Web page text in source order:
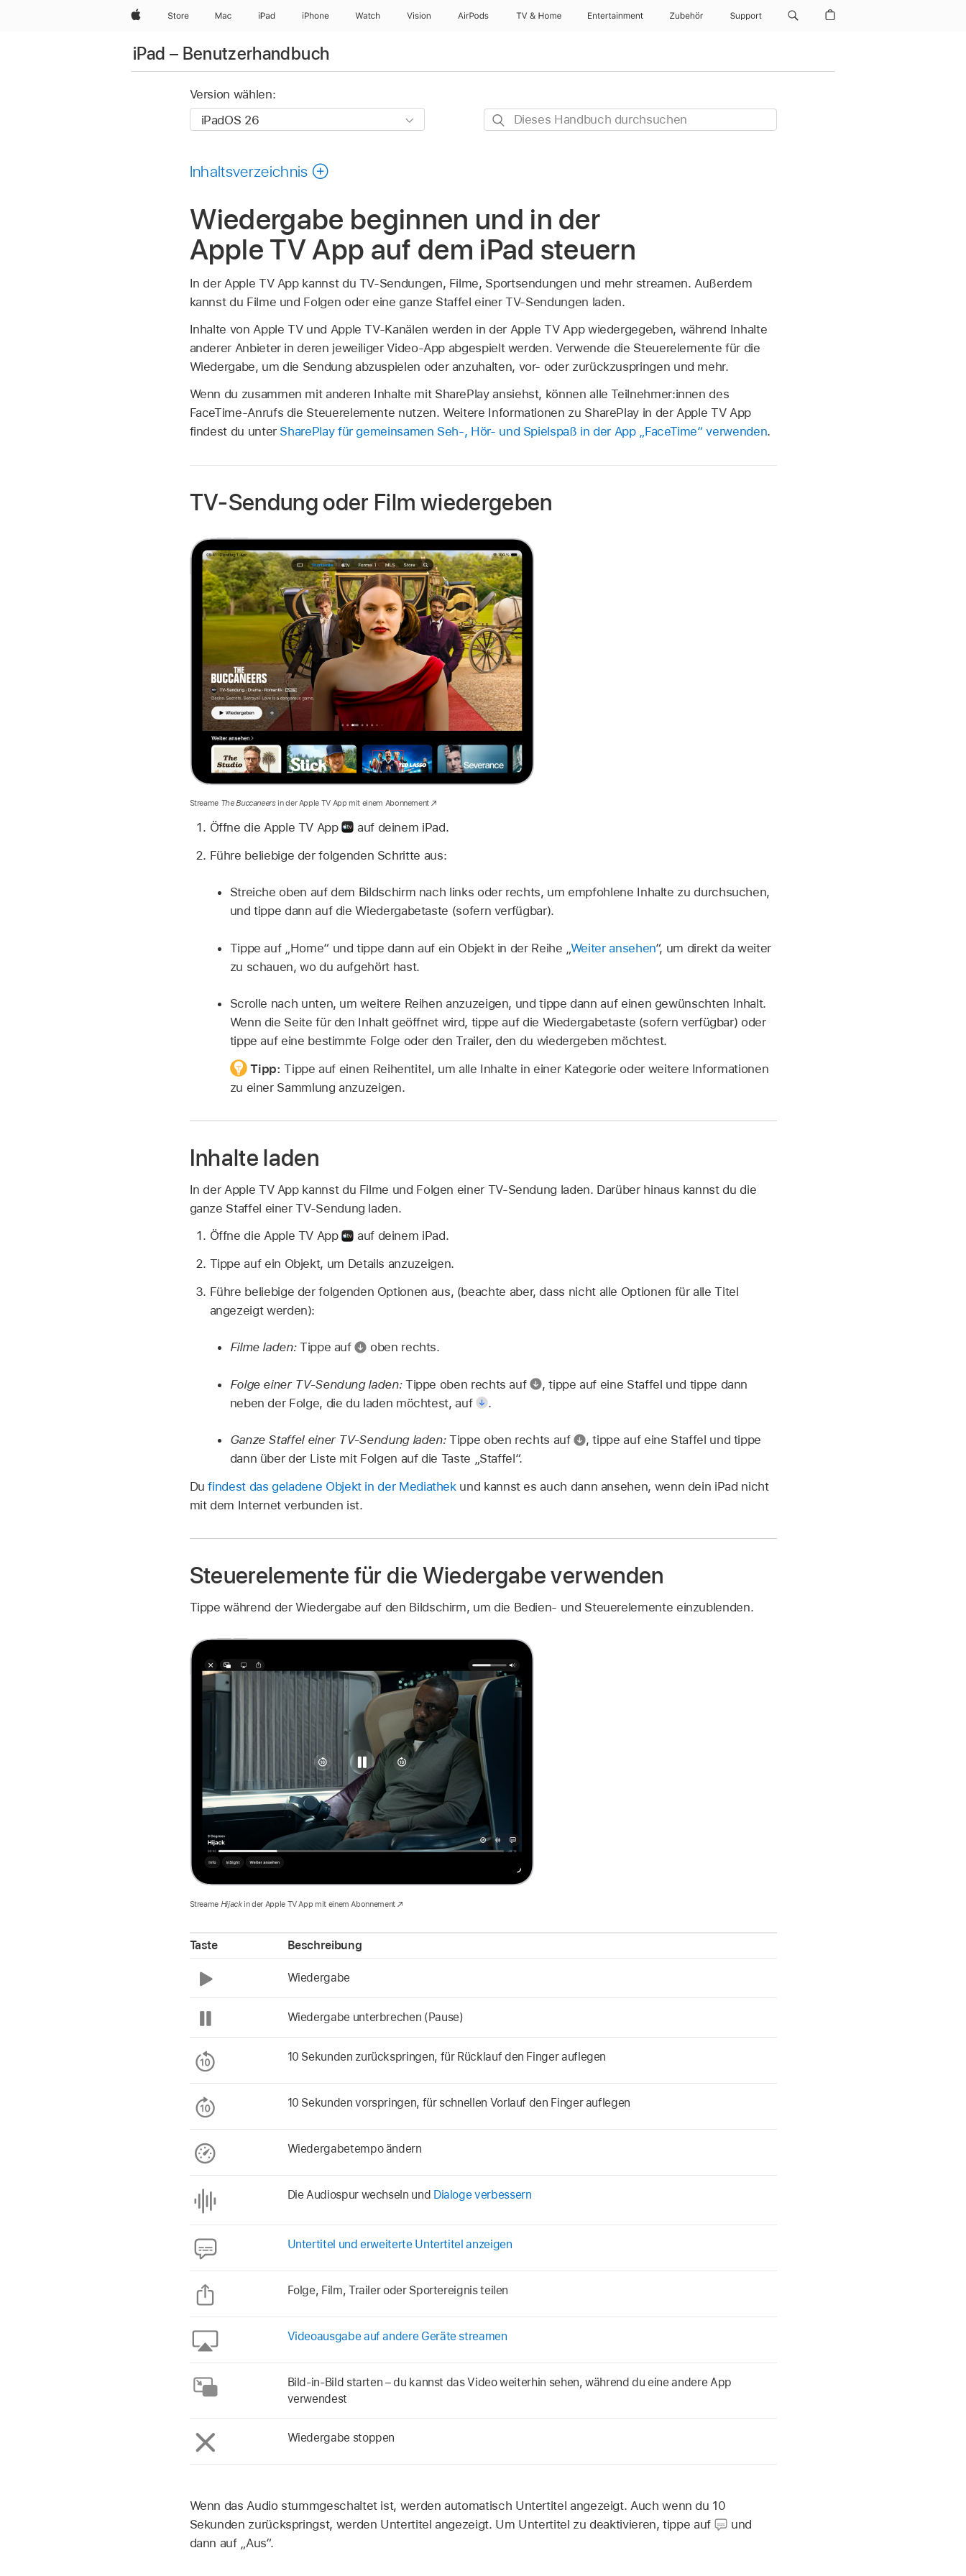
AppleStore Mac iPad iPhone Watch Vision AirPods TV & Home Entertainment Zubehör Support
iPad – Benutzerhandbuch
Version wählen:
Dieses
Inhaltsverzeichnis
Wiedergabe beginnen und in der
Apple TV App auf dem iPad steuern
In der Apple TV App kannst du TV-Sendungen, Filme, Sportsendungen und mehr streamen. Außerdem
kannst du Filme und Folgen oder eine ganze Staffel einer TV-Sendungen laden.
Inhalte von Apple TV und Apple TV-Kanälen werden in der Apple TV App wiedergegeben, während Inhalte
anderer Anbieter in deren jeweiliger Video-App abgespielt werden. Verwende die Steuerelemente für die
Wiedergabe, um die Sendung abzuspielen oder anzuhalten, vor- oder zurückzuspringen und mehr.
Wenn du zusammen mit anderen Inhalte mit SharePlay ansiehst, können alle Teilnehmer:innen des
FaceTime-Anrufs die Steuerelemente nutzen. Weitere Informationen zu SharePlay in der Apple TV App
findest du unter SharePlay für gemeinsamen Seh-, Hör- und Spielspaß in der App „FaceTime“ verwenden.
TV-Sendung oder Film wiedergeben
Streame The Buccaneersin der Apple TV App mit einem Abonnement
Öffne die Apple TV App
auf deinem iPad.
Führe beliebige der folgenden Schritte aus:
Streiche oben auf dem Bildschirm nach links oder rechts, um empfohlene Inhalte zu durchsuchen,
und tippe dann auf die Wiedergabetaste (sofern verfügbar).
Tippe auf „Home“ und tippe dann auf ein Objekt in der Reihe „ Weiter ansehen“, um direkt da weiter
zu schauen, wo du aufgehört hast.
Scrolle nach unten, um weitere Reihen anzuzeigen, und tippe dann auf einen gewünschten Inhalt.
Wenn die Seite für den Inhalt geöffnet wird, tippe auf die Wiedergabetaste (sofern verfügbar) oder
tippe auf eine bestimmte Folge oder den Trailer, den du wiedergeben möchtest.
Tipp:Tippe auf einen Reihentitel, um alle Inhalte in einer Kategorie oder weitere Informationen
zu einer Sammlung anzuzeigen.
Inhalte laden
In der Apple TV App kannst du Filme und Folgen einer TV-Sendung laden. Darüber hinaus kannst du die
ganze Staffel einer TV-Sendung laden.
Öffne die Apple TV App
auf deinem iPad.
Tippe auf ein Objekt, um Details anzuzeigen.
Führe beliebige der folgenden Optionen aus, (beachte aber, dass nicht alle Optionen für alle Titel
angezeigt werden):
Filme laden: Tippe auf oben rechts.
Folge einer TV-Sendung laden: Tippe oben rechts auf ,tippe auf eine Staffel und tippe dann
neben der Folge, die du laden möchtest, auf
.
Ganze Staffel einer TV-Sendung laden:Tippe oben rechts auf ,tippe auf eine Staffel und tippe
dann über der Liste mit Folgen auf die Taste „Staffel“.
Dufindest das geladene Objekt in der Mediathekund kannst es auch dann ansehen, wenn dein iPad nicht
mit dem Internet verbunden ist.
Steuerelemente für die Wiedergabe verwenden
Tippe während der Wiedergabe auf den Bildschirm, um die Bedien- und Steuerelemente einzublenden.
Streame Hijackin der Apple TV App mit einem Abonnement
Taste Beschreibung
Wiedergabe
Wiedergabe unterbrechen (Pause)
10 Sekunden zurückspringen, für Rücklauf den Finger auflegen
10 Sekunden vorspringen, für schnellen Vorlauf den Finger auflegen
Wiedergabetempo ändern
Die Audiospur wechseln und Dialoge verbessern
Untertitel und erweiterte Untertitel anzeigen
Folge, Film, Trailer oder Sportereignis teilen
Videoausgabe auf andere Geräte streamen
Bild-in-Bild starten – du kannst das Video weiterhin sehen, während du eine andere App
verwendest
Wiedergabe stoppen
Wenn das Audio stummgeschaltet ist, werden automatisch Untertitel angezeigt. Auch wenn du 10
Sekunden zurückspringst, werden Untertitel angezeigt. Um Untertitel zu deaktivieren, tippe auf
und
dann auf „Aus“.